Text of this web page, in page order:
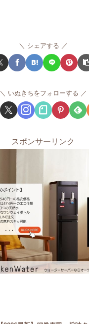
シェアする
いぬきちをフォローする
スポンサーリンク